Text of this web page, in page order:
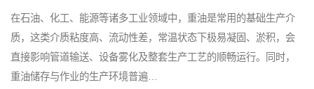
在石油、化工、能源等诸多工业领域中，重油是常用的基础生产介
质，这类介质粘度高、流动性差，常温状态下极易凝固、淤积，会
直接影响管道输送、设备雾化及整套生产工艺的顺畅运行。同时，
重油储存与作业的生产环境普遍…